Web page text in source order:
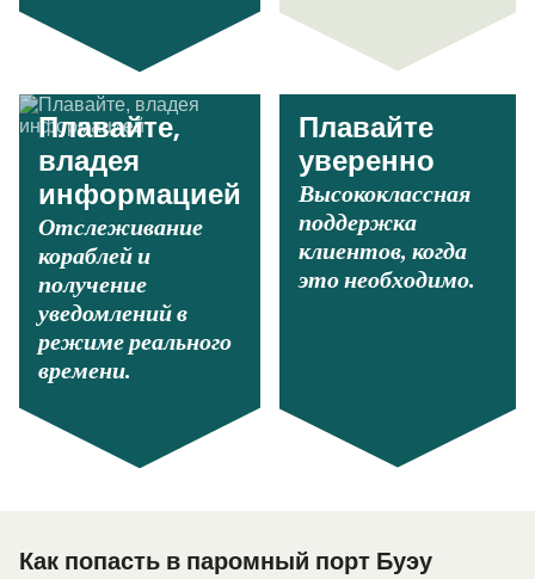
Плавайте,
владея
информацией
Отслеживание
кораблей и
получение
уведомлений в
режиме реального
времени.
Плавайте
уверенно
Высококлассная
поддержка
клиентов, когда
это необходимо.
Как попасть в паромный порт Буэу